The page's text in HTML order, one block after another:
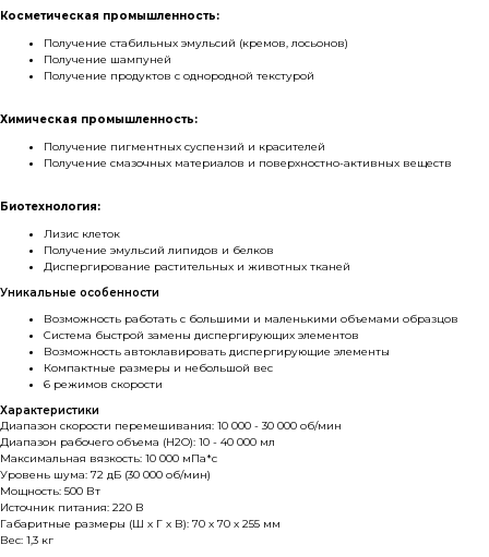
Косметическая промышленность:
Получение стабильных эмульсий (кремов, лосьонов)
Получение шампуней
Получение продуктов с однородной текстурой
Химическая промышленность:
Получение пигментных суспензий и красителей
Получение смазочных материалов и поверхностно-активных веществ
Биотехнология:
Лизис клеток
Получение эмульсий липидов и белков
Диспергирование растительных и животных тканей
Уникальные особенности
Возможность работать с большими и маленькими объемами образцов
Система быстрой замены диспергирующих элементов
Возможность автоклавировать диспергирующие элементы
Компактные размеры и небольшой вес
6 режимов скорости
Характеристики
Диапазон скорости перемешивания: 10 000 - 30 000 об/мин
Диапазон рабочего объема (H2O): 10 - 40 000 мл
Максимальная вязкость: 10 000 мПа*с
Уровень шума: 72 дБ (30 000 об/мин)
Мощность: 500 Вт
Источник питания: 220 В
Габаритные размеры (Ш х Г х В): 70 х 70 х 255 мм
Вес: 1,3 кг
Каталог
Лабораторное оборудование
Склады-контейнеры